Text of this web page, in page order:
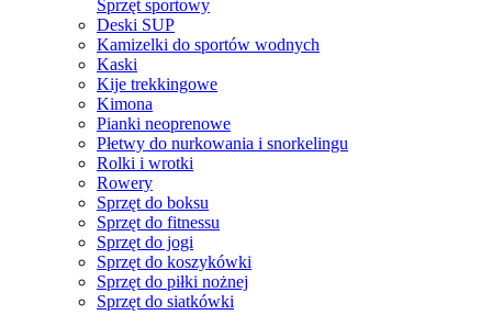
Sprzęt sportowy
Deski SUP
Kamizelki do sportów wodnych
Kaski
Kije trekkingowe
Kimona
Pianki neoprenowe
Płetwy do nurkowania i snorkelingu
Rolki i wrotki
Rowery
Sprzęt do boksu
Sprzęt do fitnessu
Sprzęt do jogi
Sprzęt do koszykówki
Sprzęt do piłki nożnej
Sprzęt do siatkówki